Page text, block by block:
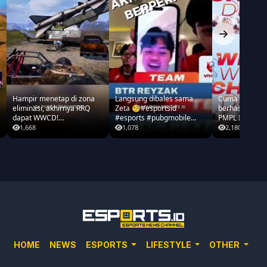
Hampir menetap di zona
eliminasi, akhirnya RRQ
dapat WWCD!
#PMWC2026 #pubgmobile
#teamrrq
1,668
Langsung dibales sama
Zeta 🧐#esportsid
#esports #pubgmobile
#2026pmplidfall
1,078
Cuma tim Tier
berhasil 2x
PMPL ID Fall
#pubgmobile
#2026pmplidfall
2,180
HOME NEWS ESPORTS LIFESTYLE OTHER